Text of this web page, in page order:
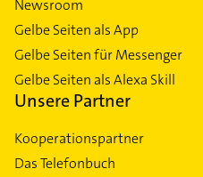
Newsroom
Gelbe Seiten als App
Gelbe Seiten für Messenger
Gelbe Seiten als Alexa Skill
Unsere Partner
Kooperationspartner
Das Telefonbuch